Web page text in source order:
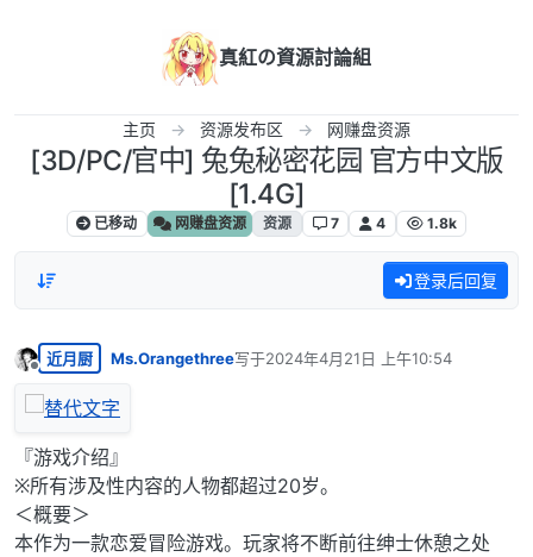
真紅の資源討論組
主页 资源发布区 网赚盘资源
[3D/PC/官中] 兔兔秘密花园 官方中文版
[1.4G]
已移动 网赚盘资源 资源 7 4 1.8k
登录后回复
离线
近月厨 Ms.Orangethree写于2024年4月21日 上午10:54
最后由 编辑
『游戏介绍』
※所有涉及性内容的人物都超过20岁。
＜概要＞
本作为一款恋爱冒险游戏。玩家将不断前往绅士休憩之处